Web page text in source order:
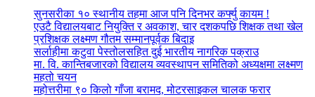
सुनसरीका १० स्थानीय तहमा आज पनि दिनभर कर्फ्यु कायम !
एउटै विद्यालयबाट नियुक्ति र अवकाश, चार दशकपछि शिक्षक तथा खेल
प्रशिक्षक लक्ष्मण गौतम सम्मानपूर्वक बिदाइ
सर्लाहीमा कटुवा पेस्तोलसहित दुई भारतीय नागरिक पक्राउ
मा. वि. कान्तिबजारको विद्यालय व्यवस्थापन समितिको अध्यक्षमा लक्ष्मण
महतो चयन
महोत्तरीमा ९० किलो गाँजा बरामद, मोटरसाइकल चालक फरार